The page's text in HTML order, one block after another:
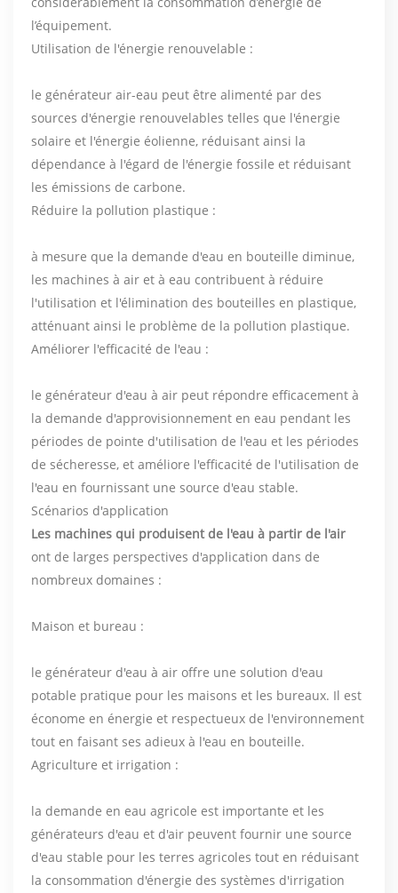
l’équipement.
Utilisation de l'énergie renouvelable :
le générateur air-eau peut être alimenté par des
sources d'énergie renouvelables telles que l'énergie
solaire et l'énergie éolienne, réduisant ainsi la
dépendance à l'égard de l'énergie fossile et réduisant
les émissions de carbone.
Réduire la pollution plastique :
à mesure que la demande d'eau en bouteille diminue,
les machines à air et à eau contribuent à réduire
l'utilisation et l'élimination des bouteilles en plastique,
atténuant ainsi le problème de la pollution plastique.
Améliorer l'efficacité de l'eau :
le générateur d'eau à air peut répondre efficacement à
la demande d'approvisionnement en eau pendant les
périodes de pointe d'utilisation de l'eau et les périodes
de sécheresse, et améliore l'efficacité de l'utilisation de
l'eau en fournissant une source d'eau stable.
Scénarios d'application
Les machines qui produisent de l'eau à partir de l'air
ont de larges perspectives d'application dans de
nombreux domaines :
Maison et bureau :
le générateur d'eau à air offre une solution d'eau
potable pratique pour les maisons et les bureaux. Il est
économe en énergie et respectueux de l'environnement
tout en faisant ses adieux à l'eau en bouteille.
Agriculture et irrigation :
la demande en eau agricole est importante et les
générateurs d'eau et d'air peuvent fournir une source
d'eau stable pour les terres agricoles tout en réduisant
la consommation d'énergie des systèmes d'irrigation